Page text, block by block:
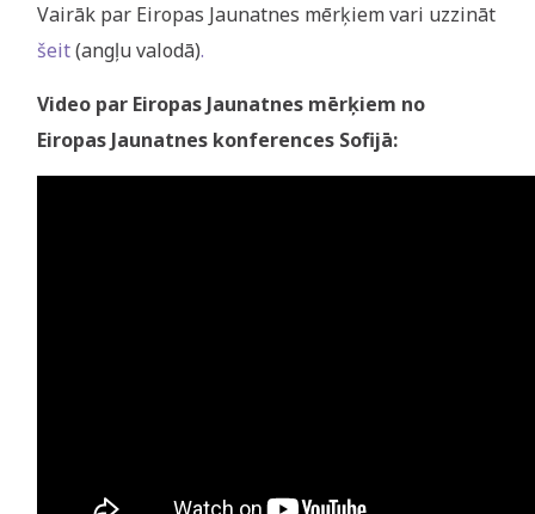
Vairāk par Eiropas Jaunatnes mērķiem vari uzzināt
šeit(angļu valodā).
Video par Eiropas Jaunatnes mērķiem no
Eiropas Jaunatnes konferences Sofijā: